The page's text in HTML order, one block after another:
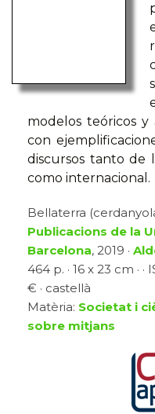
modelos teóricos y
con
discursos tanto de
como internacional.
Bellaterra
Publicacions de la
Barcelona, 2019 ·
464 p. · 16 x 23 cm ·
€ · castellà
Matèria: Societat i
sobre mitjans